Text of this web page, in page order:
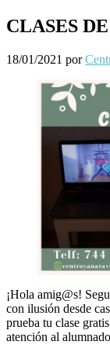
CLASES
18/01/2021 por
¡Hola amig@s!
con ilusión desde
prueba tu clase
atención al